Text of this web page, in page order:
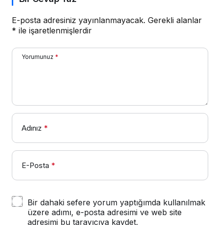
E-posta adresiniz yayınlanmayacak. Gerekli alanlar
* ile işaretlenmişlerdir
Yorumunuz *
Adınız *
E-Posta *
Bir dahaki sefere yorum yaptığımda kullanılmak
üzere adımı, e-posta adresimi ve web site
adresimi bu tarayıcıya kaydet.